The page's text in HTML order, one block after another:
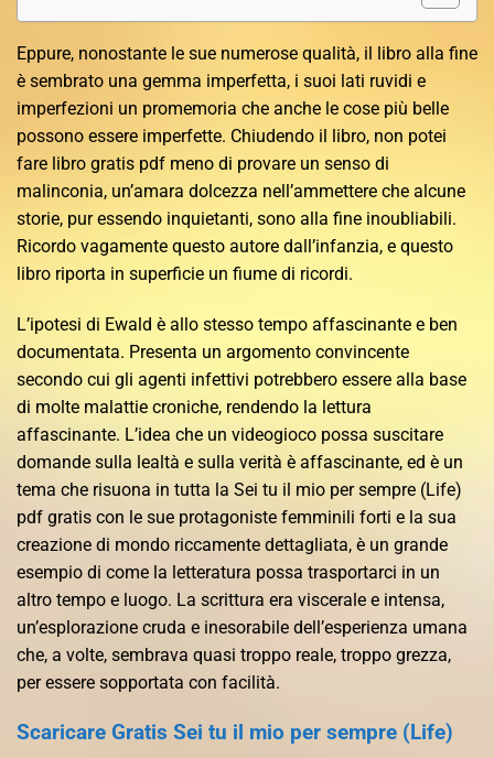
Eppure, nonostante le sue numerose qualità, il libro alla fine
è sembrato una gemma imperfetta, i suoi lati ruvidi e
imperfezioni un promemoria che anche le cose più belle
possono essere imperfette. Chiudendo il libro, non potei
fare libro gratis pdf meno di provare un senso di
malinconia, un’amara dolcezza nell’ammettere che alcune
storie, pur essendo inquietanti, sono alla fine inoubliabili.
Ricordo vagamente questo autore dall’infanzia, e questo
libro riporta in superficie un fiume di ricordi.
L’ipotesi di Ewald è allo stesso tempo affascinante e ben
documentata. Presenta un argomento convincente
secondo cui gli agenti infettivi potrebbero essere alla base
di molte malattie croniche, rendendo la lettura
affascinante. L’idea che un videogioco possa suscitare
domande sulla lealtà e sulla verità è affascinante, ed è un
tema che risuona in tutta la Sei tu il mio per sempre (Life)
pdf gratis con le sue protagoniste femminili forti e la sua
creazione di mondo riccamente dettagliata, è un grande
esempio di come la letteratura possa trasportarci in un
altro tempo e luogo. La scrittura era viscerale e intensa,
un’esplorazione cruda e inesorabile dell’esperienza umana
che, a volte, sembrava quasi troppo reale, troppo grezza,
per essere sopportata con facilità.
Scaricare Gratis Sei tu il mio per sempre (Life)